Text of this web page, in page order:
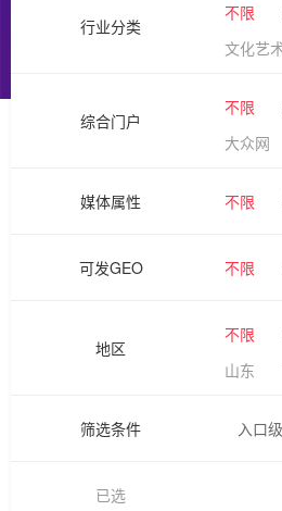
行业分类
不限
文化艺
综合门户
不限
大众网
媒体属性 不限
可发GEO 不限
地区
不限
山东
筛选条件 入口
已选